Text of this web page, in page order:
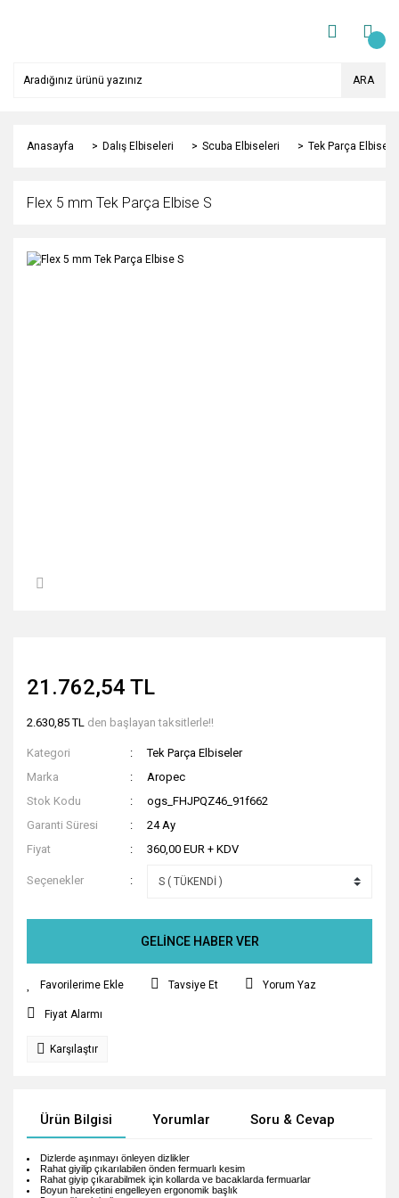
ARA
Anasayfa Dalış Elbiseleri Scuba Elbiseleri Tek Parça
Flex 5 mm Tek Parça Elbise S
21.762,54 TL
2.630,85 TL den başlayan taksitlerle!!
Kategori
Tek Parça Elbiseler
Marka
Aropec
Stok Kodu
ogs_FHJPQZ46_91f662
Garanti Süresi
24 Ay
Fiyat
360,00 EUR + KDV
Seçenekler
GELİNCE HABER VER
Tavsiye Et Yorum Yaz
Fiyat Alarmı
Karşılaştır
Ürün Bilgisi Yorumlar Soru & Cevap
Dizlerde aşınmayı önleyen dizlikler
Rahat giyilip çıkarılabilen önden fermuarlı kesim
Rahat giyip çıkarabilmek için kollarda ve bacaklarda fermuarlar
Boyun hareketini engelleyen ergonomik başlık